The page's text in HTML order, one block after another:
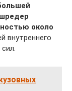
около
внутреннего